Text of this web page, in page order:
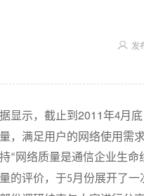
发
显示，截止到 2011年4月
，满足用户的网络使用需
“ 网络质量是通信企业生命
的评价，于5月份展开了